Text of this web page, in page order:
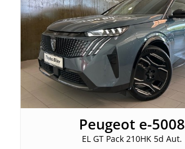
Peugeot e-5008
EL GT Pack 210HK 5d Aut.